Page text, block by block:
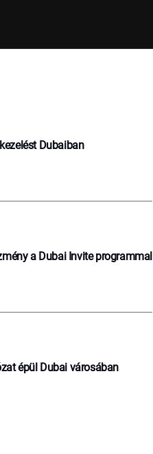
Dubaiban
a Dubai Invite programmal
épül Dubai városában